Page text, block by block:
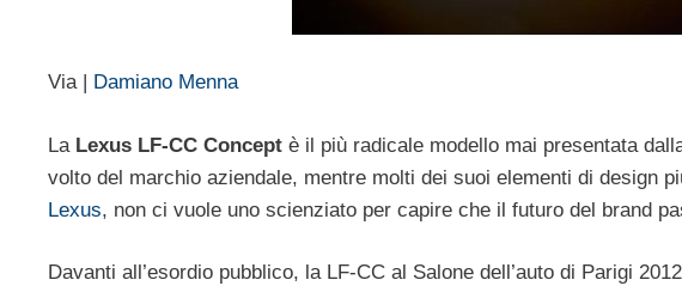
Via | Damiano Menna
La Lexus LF-CC Concept è il più radicale modello mai presentata
volto del marchio aziendale, mentre molti dei suoi elementi di design
Lexus, non ci vuole uno scienziato per capire che il futuro del brand
Davanti all’esordio pubblico, la LF-CC al Salone dell’auto di Parigi